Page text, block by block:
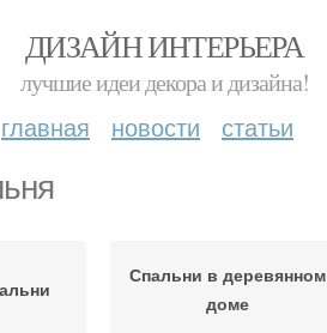
ДИЗАЙН ИНТЕРЬЕРА
лучшие идеи декора и дизайна!
главная новости статьи
Спальни в деревянном
доме